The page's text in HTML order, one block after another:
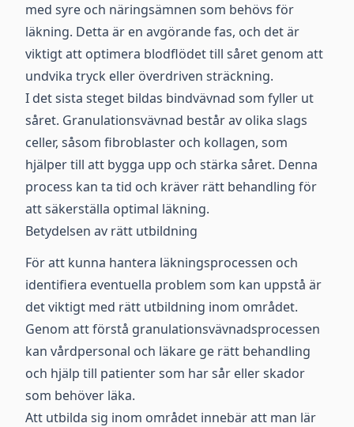
med syre och näringsämnen som behövs för
läkning. Detta är en avgörande fas, och det är
viktigt att optimera blodflödet till såret genom att
undvika tryck eller överdriven sträckning.
I det sista steget bildas bindvävnad som fyller ut
såret. Granulationsvävnad består av olika slags
celler, såsom fibroblaster och kollagen, som
hjälper till att bygga upp och stärka såret. Denna
process kan ta tid och kräver rätt behandling för
att säkerställa optimal läkning.
Betydelsen av rätt utbildning
För att kunna hantera läkningsprocessen och
identifiera eventuella problem som kan uppstå är
det viktigt med rätt utbildning inom området.
Genom att förstå granulationsvävnadsprocessen
kan vårdpersonal och läkare ge rätt behandling
och hjälp till patienter som har sår eller skador
som behöver läka.
Att utbilda sig inom området innebär att man lär